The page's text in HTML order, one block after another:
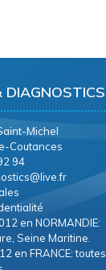
DIAGNOSTICS
Michel
Coutances
94
en NORMANDIE:
Seine Maritine.
en FRANCE: toutes